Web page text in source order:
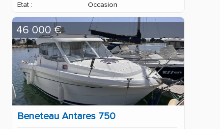
Etat :
Occasion
Beneteau Antares 750
46 000 €